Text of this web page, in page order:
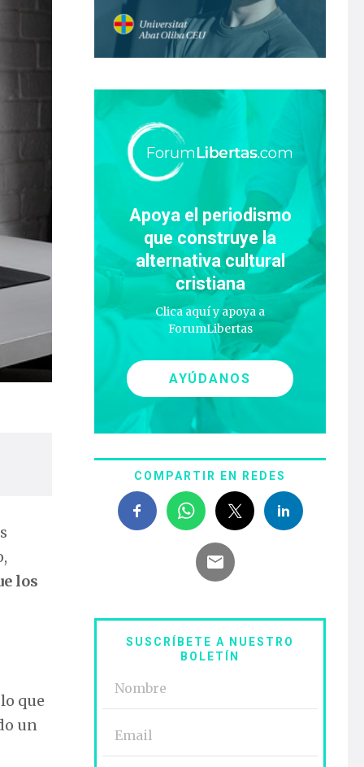
los
que
un
Apoya el periodismo
que construye la
alternativa cultural
cristiana
Clica aquí y apoya a
ForumLibertas
AYÚDANOS
COMPARTIR EN REDES
SUSCRÍBETE A NUESTRO
BOLETÍN